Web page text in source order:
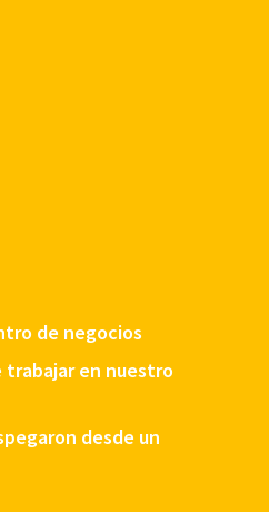
de negocios
trabajar en nuestro
desde un